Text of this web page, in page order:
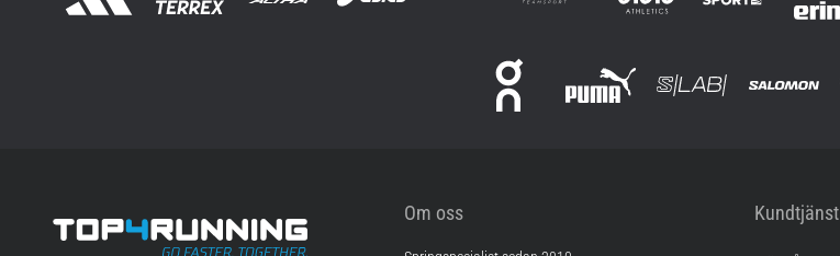
Om oss Kundtjänst